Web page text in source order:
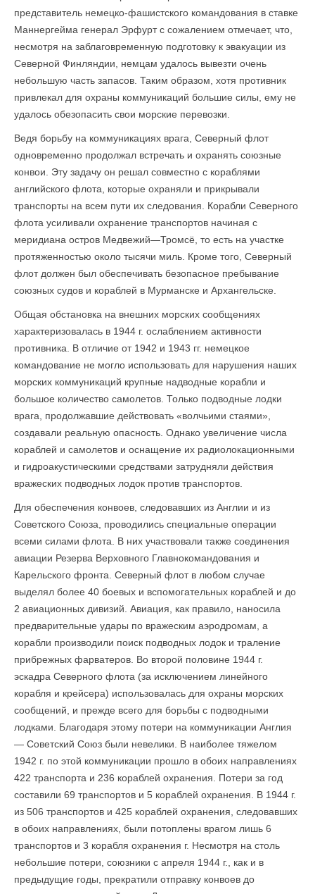
представитель немецко-фашистского командования в ставке
Маннергейма генерал Эрфурт с сожалением отмечает, что,
несмотря на заблаговременную подготовку к эвакуации из
Северной Финляндии, немцам удалось вывезти очень
неболь­шую часть запасов. Таким образом, хотя противник
привлекал для охраны коммуникаций большие силы, ему не
удалось обезопасить свои морские перевозки.
Ведя борьбу на коммуникациях врага, Северный флот
одновременно продолжал встречать и охранять союзные
конвои. Эту задачу он решал совместно с кораблями
английского флота, которые охраняли и прикрывали
транспорты на всем пути их следования. Корабли Северного
флота усиливали охранение транспортов начиная с
меридиана остров Медвежий—Тромсё, то есть на участке
протяженностью около тысячи миль. Кроме того, Северный
флот должен был обеспечивать безопасное пребывание
союзных судов и кораблей в Мурманске и Архангельске.
Общая обстановка на внешних морских сообщениях
характеризовалась в 1944 г. ослаблением активности
противника. В отличие от 1942 и 1943 гг. немецкое
командование не могло использовать для нарушения наших
морских коммуникаций крупные надводные корабли и
большое количество самолетов. Только подводные лодки
врага, продолжавшие действовать «волчьими стаями»,
создавали реальную опасность. Однако увеличение числа
кораблей и самолетов и оснащение их радиолокационными
и гидроакустическими средствами затрудняли действия
вражеских подводных лодок против транспортов.
Для обеспечения конвоев, следовавших из Англии и из
Советского Союза, проводились специальные операции
всеми силами флота. В них участвовали также соединения
авиации Резерва Верховного Главнокомандования и
Карельского фронта. Северный флот в любом случае
выделял более 40 боевых и вспомогательных кораб­лей и до
2 авиационных дивизий. Авиация, как правило, наносила
предварительные удары по вражеским аэродромам, а
корабли производили поиск подводных лодок и траление
прибрежных фарватеров. Во второй половине 1944 г.
эскадра Северного флота (за исключением линейного
корабля и крейсера) использовалась для охраны морских
сообщений, и прежде всего для борьбы с подводными
лодками. Благодаря этому потери на коммуникации Англия
— Советский Союз были невелики. В наиболее тяжелом
1942 г. по этой коммуникации прошло в обоих направлениях
422 транспорта и 236 кораблей охранения. Потери за год
составили 69 транспортов и 5 кораблей охранения. В 1944 г.
из 506 транспортов и 425 кораблей охранения, следовавших
в обоих направлениях, были потоплены врагом лишь 6
транспортов и 3 корабля охранения г. Несмотря на столь
небольшие потери, союзники с апреля 1944 г., как и в
предыдущие годы, прекратили отправку конвоев до